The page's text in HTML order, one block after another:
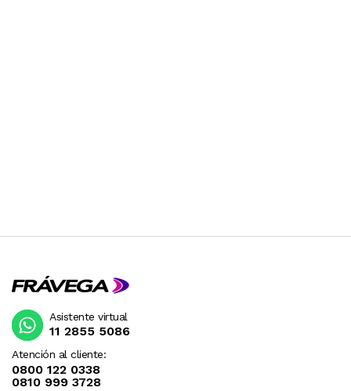
Atención al cliente:
0800 122 0338
0810 999 3728
Asistente virtual
11 2855 5086